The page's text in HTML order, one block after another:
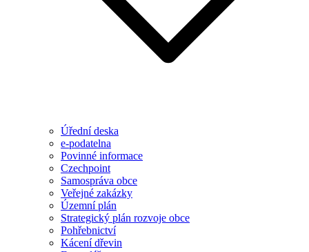
Úřední deska
e-podatelna
Povinné informace
Czechpoint
Samospráva obce
Veřejné zakázky
Územní plán
Strategický plán rozvoje obce
Pohřebnictví
Kácení dřevin